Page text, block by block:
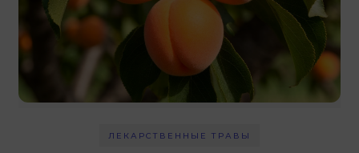
ЛЕКАРСТВЕННЫЕ ТРАВЫ